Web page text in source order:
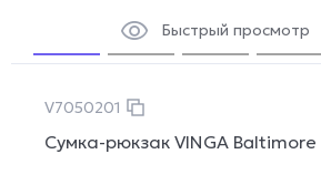
Быстрый просмотр
V7050201
Сумка-рюкзак VINGA Baltimore